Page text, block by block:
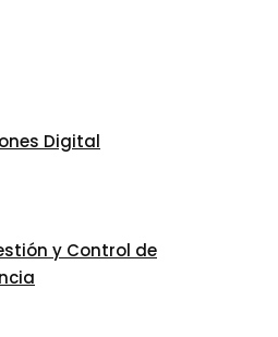
Digital
y Control de